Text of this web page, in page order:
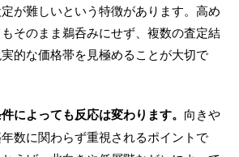
が難しいという特徴があります。高め
そのまま鵜呑みにせず、複数の査定結
的な価格帯を見極めることが大切で
によっても反応は変わります。 向きや
数に関わらず重視されるポイントで